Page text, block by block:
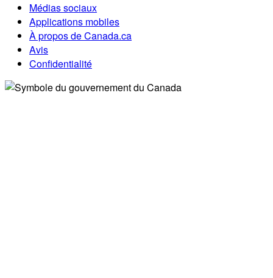
Médias sociaux
Applications mobiles
À propos de Canada.ca
Avis
Confidentialité